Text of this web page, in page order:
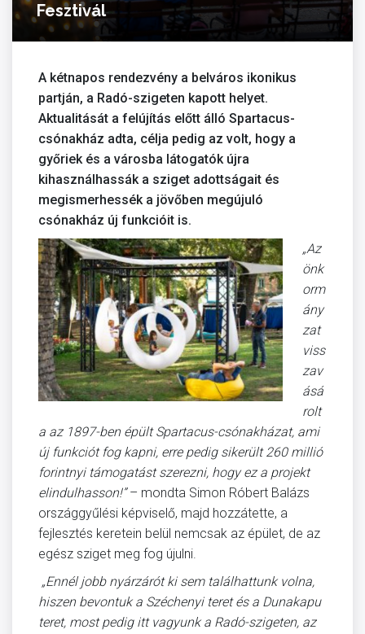
Fesztivál
A kétnapos rendezvény a belváros ikonikus
partján, a Radó-szigeten kapott helyet.
Aktualitását a felújítás előtt álló Spartacus-
csónakház adta, célja pedig az volt, hogy a
győriek és a városba látogatók újra
kihasználhassák a sziget adottságait és
megismerhessék a jövőben megújuló
csónakház új funkcióit is.
„Az
önk
orm
ány
zat
viss
zav
ásá
rolt
a az 1897-ben épült Spartacus-csónakházat, ami
új funkciót fog kapni, erre pedig sikerült 260 millió
forintnyi támogatást szerezni, hogy ez a projekt
elindulhasson!”– mondta Simon Róbert Balázs
országgyűlési képviselő, majd hozzátette, a
fejlesztés keretein belül nemcsak az épület, de az
egész sziget meg fog újulni.
„Ennél jobb nyárzárót ki sem találhattunk volna,
hiszen bevontuk a Széchenyi teret és a Dunakapu
teret, most pedig itt vagyunk a Radó-szigeten, az